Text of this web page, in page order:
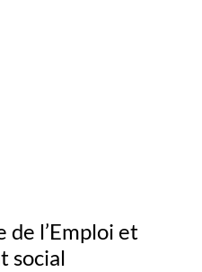
de l’Emploi et
social